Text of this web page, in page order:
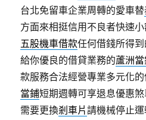
台北免留車企業周轉的愛車替
方面來相挺信用不良者快速
五股機車借款任何借錢所得
給你優良的借貸業務的蘆洲
款服務合法經營專業多元化
當鋪短期週轉可享退息優惠
需要更換剎車片請機械停止